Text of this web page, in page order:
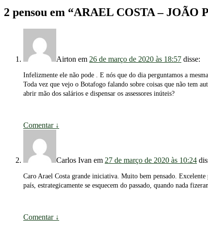
2 pensou em “ARAEL COSTA – JOÃO
Airton em 26 de março de 2020 às 18:57 disse:
Infelizmente ele não pode . E nós que do dia perguntamos a
Toda vez que vejo o Botafogo falando sobre coisas que não tem
abrir mão dos salários e dispensar os assessores inúteis?
Comentar ↓
Carlos Ivan em 27 de março de 2020 às 10:24
Caro Arael Costa grande iniciativa. Muito bem pensado.
país, estrategicamente se esquecem do passado, quando nada
Comentar ↓